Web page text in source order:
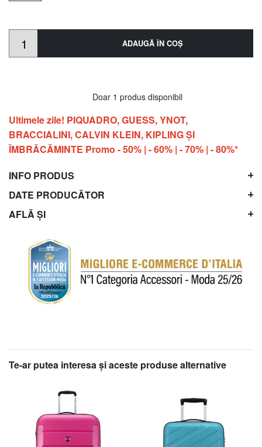
ADAUGĂ ÎN COŞ
Doar 1 produs disponibil
Ultimele zile! PIQUADRO, GUESS, YNOT,
BRACCIALINI, CALVIN KLEIN, KIPLING ŞI
ÎMBRĂCĂMINTE Promo - 50% | - 60% | - 70% | - 80%*
INFO PRODUS
DATE PRODUCĂTOR
AFLĂ ȘI
Te-ar putea interesa şi aceste produse alternative